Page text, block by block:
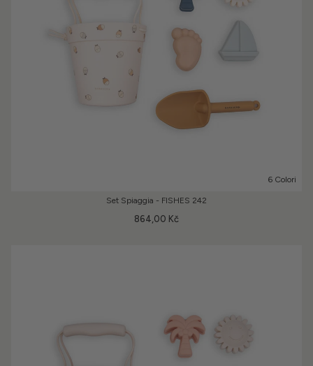
6 Colori
Set Spiaggia - FISHES 242
864,00 Kč